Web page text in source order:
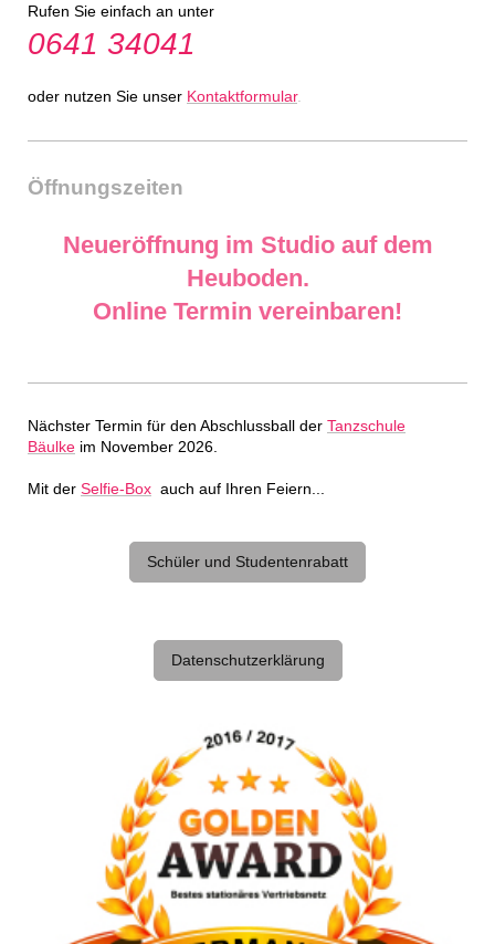
Rufen Sie einfach an unter
0641 34041
oder nutzen Sie unser Kontaktformular.
Öffnungszeiten
Neueröffnung im Studio auf dem
Heuboden.
Online Termin vereinbaren!
Nächster Termin für den Abschlussball der Tanzschule
Bäulke im November 2026.
Mit der Selfie-Box auch auf Ihren Feiern...
Schüler und Studentenrabatt
Datenschutzerklärung